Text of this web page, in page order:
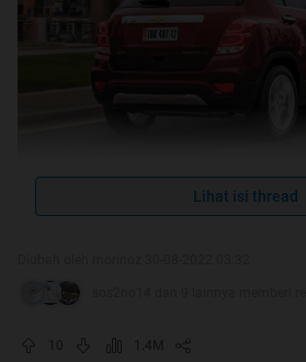
Fitur standard harga mulai 299 jt utk
6 Airbags
Ventilated disc front brakes and solid
Hill Start Assist
Lihat isi thread
1.4M